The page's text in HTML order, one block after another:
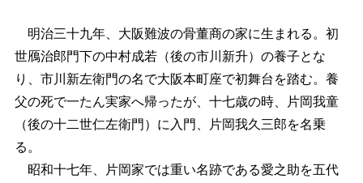
明治三十九年、大阪難波の骨董商の家に生まれる。 初
世鴈治郎門下の中村成若（後の市川新升）の養子とな
り、市川新左衛門の名で大阪本町座で初舞台を踏む。養
父の死で一たん実家へ帰ったが、十七歳の時、片岡我童
（後の十二世仁左衛門 ）に入門、片岡我久三郎を名乗
る。
昭和十七年、片岡家では重い名跡である愛之助を五代